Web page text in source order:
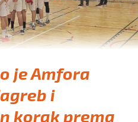
je Amfora
i
korak prema